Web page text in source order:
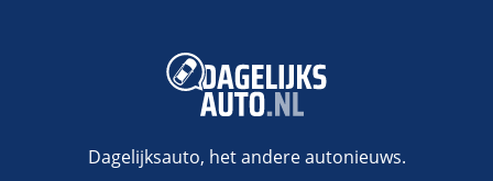
Dagelijksauto, het andere autonieuws.